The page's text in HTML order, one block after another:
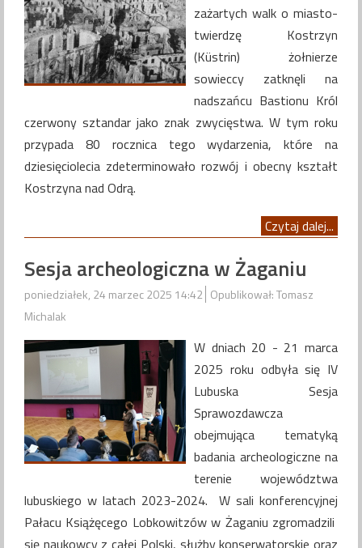
zażartych walk o miasto-
twierdzę Kostrzyn
(Küstrin) żołnierze
sowieccy zatknęli na
nadszańcu Bastionu Król
czerwony sztandar jako znak zwycięstwa. W tym roku
przypada 80 rocznica tego wydarzenia, które na
dziesięciolecia zdeterminowało rozwój i obecny kształt
Kostrzyna nad Odrą.
Czytaj dalej...
Sesja archeologiczna w Żaganiu
poniedziałek, 24 marzec 2025 14:42 Opublikował: Tomasz
Michalak
W dniach 20 - 21 marca
2025 roku odbyła się IV
Lubuska Sesja
Sprawozdawcza
obejmująca tematyką
badania archeologiczne na
terenie województwa
lubuskiego w latach 2023-2024. W sali konferencyjnej
Pałacu Książęcego Lobkowitzów w Żaganiu zgromadzili
się naukowcy z całej Polski, służby konserwatorskie oraz